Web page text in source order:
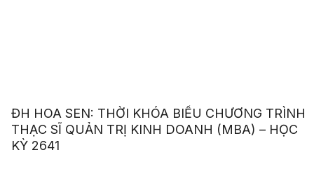
ĐH HOA SEN: THỜI KHÓA BIỂU CHƯƠNG TRÌNH
THẠC SĨ QUẢN TRỊ KINH DOANH (MBA) – HỌC
KỲ 2641